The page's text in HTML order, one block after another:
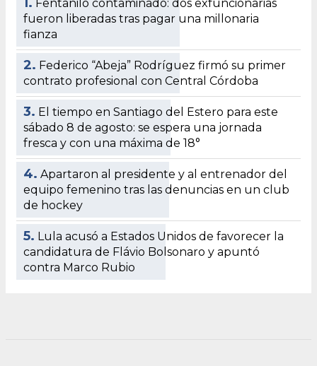
Fentanilo contaminado: dos exfuncionarias
fueron liberadas tras pagar una millonaria
fianza
2. Federico “Abeja” Rodríguez firmó su primer
contrato profesional con Central Córdoba
3. El tiempo en Santiago del Estero para este
sábado 8 de agosto: se espera una jornada
fresca y con una máxima de 18°
4. Apartaron al presidente y al entrenador del
equipo femenino tras las denuncias en un club
de hockey
5. Lula acusó a Estados Unidos de favorecer la
candidatura de Flávio Bolsonaro y apuntó
contra Marco Rubio